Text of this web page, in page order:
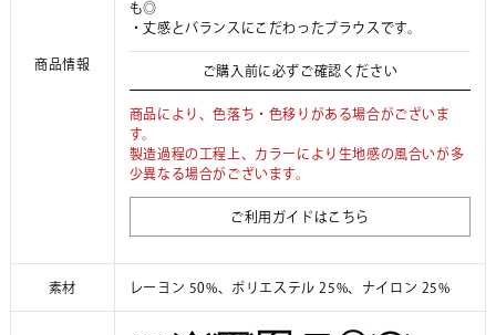
商品情報
も◎
・丈感とバランスにこだわったブラウスです。
ご購入前に必ずご確認ください
商品により、色落ち・色移りがある場合がございま
す。
製造過程の工程上、カラーにより生地感の風合いが多
少異なる場合がございます。
ご利用ガイドはこちら
素材 レーヨン 50%、ポリエステル 25%、ナイロン 25%